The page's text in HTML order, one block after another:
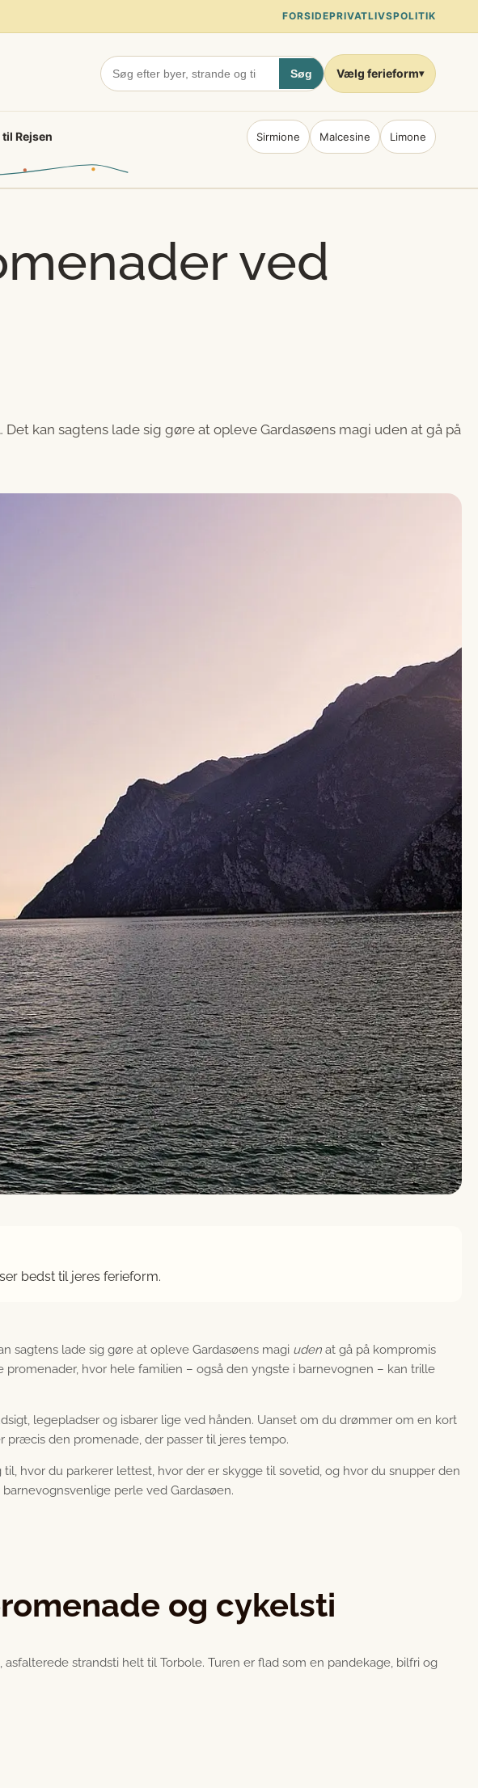
FORSIDEPRIVATLIVSPOLITIK
Søg Vælg ferieform▾
Rejsen Sirmione Malcesine Limone
ved
kan sagtens lade sig gøre at opleve Gardasøens magi uden at gå på
bedst til jeres ferieform.
sagtens lade sig gøre at opleve Gardasøens magi uden at gå på kompromis
hvor hele familien – også den yngste i barnevognen – kan trille
legepladser og isbarer lige ved hånden. Uanset om du drømmer om en kort
den promenade, der passer til jeres tempo.
hvor du parkerer lettest, hvor der er skygge til sovetid, og hvor du snupper den
perle ved Gardasøen.
og cykelsti
strandsti helt til Torbole. Turen er flad som en pandekage, bilfri og